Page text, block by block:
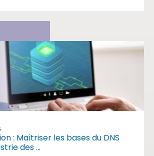
: Maîtriser les bases du DNS
des ...